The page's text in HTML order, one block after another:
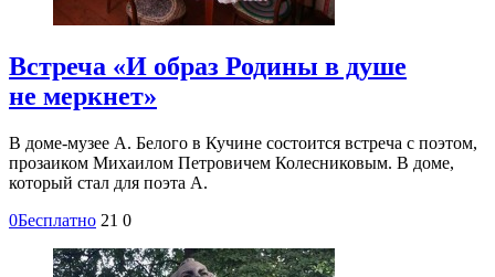
Встреча «И образ Родины в душе
не меркнет»
В доме-музее А. Белого в Кучине состоится встреча с поэтом,
прозаиком Михаилом Петровичем Колесниковым. В доме,
который стал для поэта А.
0Бесплатно 21 0